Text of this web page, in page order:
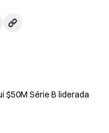
liderada